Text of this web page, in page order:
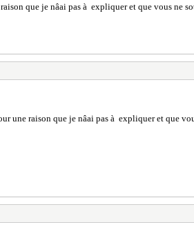
raison que je nâai pas à expliquer et que vous
pour une raison que je nâai pas à expliquer et